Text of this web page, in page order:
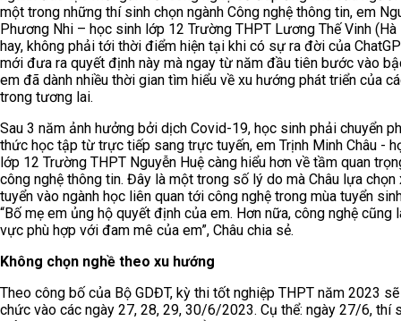
một trong những thí sinh chọn ngành Công nghệ thông tin, em
Phương Nhi – học sinh lớp 12 Trường THPT Lương Thế Vinh (Hà
hay, không phải tới thời điểm hiện tại khi có sự ra đời của
mới đưa ra quyết định này mà ngay từ năm đầu tiên bước vào
em đã dành nhiều thời gian tìm hiểu về xu hướng phát triển của
trong tương lai.
Sau 3 năm ảnh hưởng bởi dịch Covid-19, học sinh phải chuyển
thức học tập từ trực tiếp sang trực tuyến, em Trịnh Minh Châu -
lớp 12 Trường THPT Nguyễn Huệ càng hiểu hơn về tầm quan
công nghệ thông tin. Đây là một trong số lý do mà Châu lựa chọn
tuyển vào ngành học liên quan tới công nghệ trong mùa tuyển
“Bố mẹ em ủng hộ quyết định của em. Hơn nữa, công nghệ cũng
vực phù hợp với đam mê của em”, Châu chia sẻ.
Không chọn nghề theo xu hướng
Theo công bố của Bộ GDĐT, kỳ thi tốt nghiệp THPT năm 2023
chức vào các ngày 27, 28, 29, 30/6/2023. Cụ thể: ngày 27/6, thí